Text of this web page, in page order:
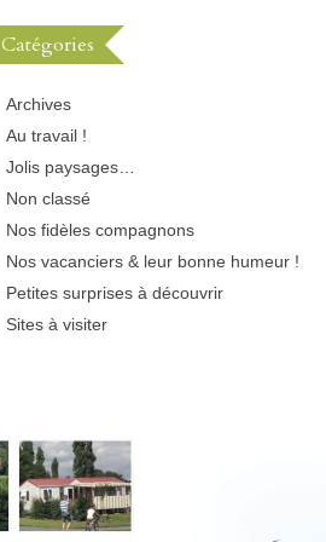
Catégories
Archives
Au travail !
Jolis paysages…
Non classé
Nos fidèles compagnons
Nos vacanciers & leur bonne humeur !
Petites surprises à découvrir
Sites à visiter